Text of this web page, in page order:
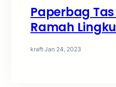
Paperbag
Ramah
kraft·Jan 24, 2023